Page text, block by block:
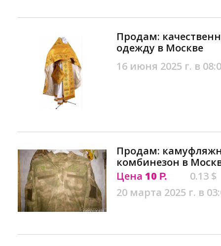
Продам:
одежду в Москве
16 июня 2025 г. в
Продам:
комбинезон в
Цена 10 Р.
0.13 $
20 марта 2025 г. в